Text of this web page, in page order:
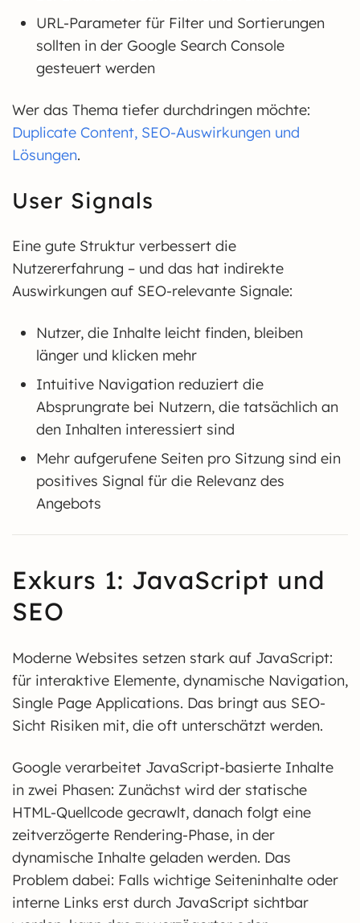
URL-Parameter für Filter und Sortierungen
sollten in der Google Search Console
gesteuert werden
Wer das Thema tiefer durchdringen möchte:
Duplicate Content, SEO-Auswirkungen und
Lösungen.
User Signals
Eine gute Struktur verbessert die
Nutzererfahrung – und das hat indirekte
Auswirkungen auf SEO-relevante Signale:
Nutzer, die Inhalte leicht finden, bleiben
länger und klicken mehr
Intuitive Navigation reduziert die
Absprungrate bei Nutzern, die tatsächlich an
den Inhalten interessiert sind
Mehr aufgerufene Seiten pro Sitzung sind ein
positives Signal für die Relevanz des
Angebots
Exkurs 1: JavaScript und
SEO
Moderne Websites setzen stark auf JavaScript:
für interaktive Elemente, dynamische Navigation,
Single Page Applications. Das bringt aus SEO-
Sicht Risiken mit, die oft unterschätzt werden.
Google verarbeitet JavaScript-basierte Inhalte
in zwei Phasen: Zunächst wird der statische
HTML-Quellcode gecrawlt, danach folgt eine
zeitverzögerte Rendering-Phase, in der
dynamische Inhalte geladen werden. Das
Problem dabei: Falls wichtige Seiteninhalte oder
interne Links erst durch JavaScript sichtbar